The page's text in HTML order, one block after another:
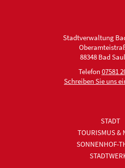
Stadtverwaltung
88348 Bad
Telefon 07581
Schreiben Sie uns
STADT
TOURISMUS &
SONNENHOF-